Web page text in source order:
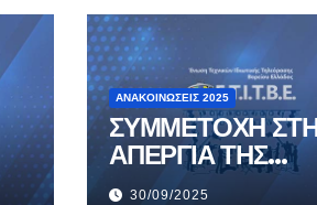
ΑΝΑΚΟΙΝΏΣΕΙΣ 2025
ΣΥΜΜΕΤΟΧΗ
ΑΠΕΡΓΙΑ ΤΗΣ
1/10/2025
30/09/2025